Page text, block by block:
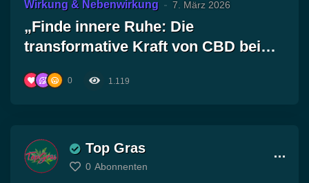
Wirkung & Nebenwirkung 7. März 2026
„Finde innere Ruhe: Die
transformative Kraft von CBD bei
0 1.119
Top Gras
0 Abonnenten